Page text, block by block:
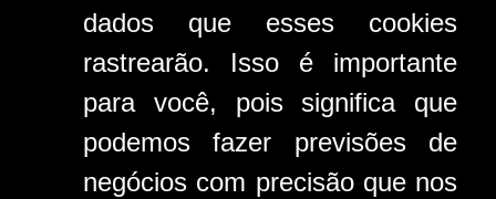
dados que esses cookies
rastrearão. Isso é importante
para você, pois significa que
podemos fazer previsões de
negócios com precisão que nos